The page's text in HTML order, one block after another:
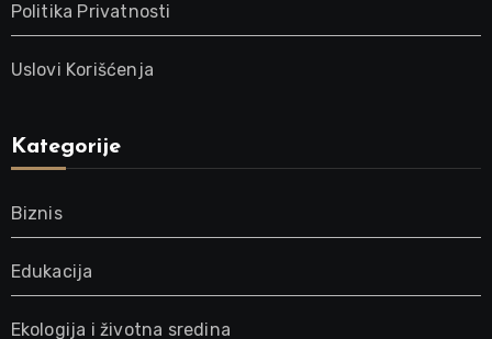
Politika Privatnosti
Uslovi Korišćenja
Kategorije
Biznis
Edukacija
Ekologija i životna sredina